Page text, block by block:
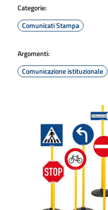
Categorie:
Comunicati Stampa
Argomenti:
Comunicazione istituzionale